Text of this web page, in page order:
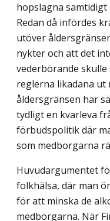
hopslagna samtidigt
Redan då infördes
utöver
nykter och att det
vederbörande skulle
reglerna likadana ut
åldersgränsen har
tydligt en kvarleva
förbudspolitik där
som medborgarna
Huvudargumentet
folkhälsa, där man
för att minska de
medborgarna. När